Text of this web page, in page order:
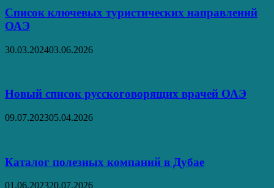
Список ключевых туристических направлений
ОАЭ
30.03.202403.06.2026
Новый список русскоговорящих врачей ОАЭ
09.07.202305.04.2026
Каталог полезных компаний в Дубае
01.06.202320.07.2026